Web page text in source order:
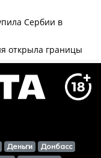
Деньги
Донбасс